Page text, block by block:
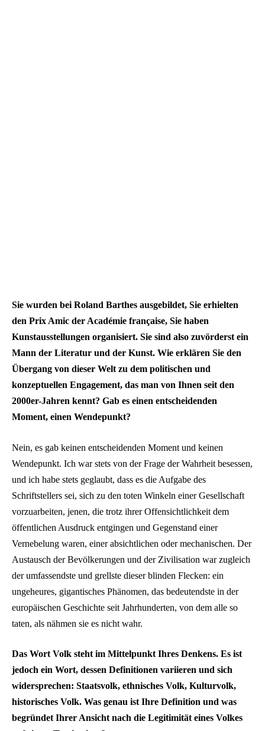
Sie wurden bei Roland Barthes ausgebildet, Sie erhielten
den Prix Amic der Académie française, Sie haben
Kunstausstellungen organisiert. Sie sind also zuvörderst ein
Mann der Literatur und der Kunst. Wie erklären Sie den
Übergang von dieser Welt zu dem politischen und
konzeptuellen Engagement, das man von Ihnen seit den
2000er-Jahren kennt? Gab es einen entscheidenden
Moment, einen Wendepunkt?
Nein, es gab keinen entscheidenden Moment und keinen
Wendepunkt. Ich war stets von der Frage der Wahrheit besessen,
und ich habe stets geglaubt, dass es die Aufgabe des
Schriftstellers sei, sich zu den toten Winkeln einer Gesellschaft
vorzuarbeiten, jenen, die trotz ihrer Offensichtlichkeit dem
öffentlichen Ausdruck entgingen und Gegenstand einer
Vernebelung waren, einer absichtlichen oder mechanischen. Der
Austausch der Bevölkerungen und der Zivilisation war zugleich
der umfassendste und grellste dieser blinden Flecken: ein
ungeheures, gigantisches Phänomen, das bedeutendste in der
europäischen Geschichte seit Jahrhunderten, von dem alle so
taten, als nähmen sie es nicht wahr.
Das Wort Volk steht im Mittelpunkt Ihres Denkens. Es ist
jedoch ein Wort, dessen Definitionen variieren und sich
widersprechen: Staatsvolk, ethnisches Volk, Kulturvolk,
historisches Volk. Was genau ist Ihre Definition und was
begründet Ihrer Ansicht nach die Legitimität eines Volkes